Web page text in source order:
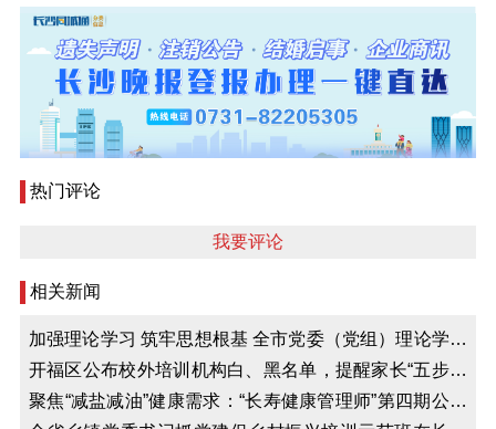
热门评论
我要评论
相关新闻
加强理论学习 筑牢思想根基 全市党委（党组）理论学习
中心组学习秘书培训班举行
开福区公布校外培训机构白、黑名单，提醒家长“五步验
证法”选培训机构
聚焦“减盐减油”健康需求：“长寿健康管理师”第四期公益